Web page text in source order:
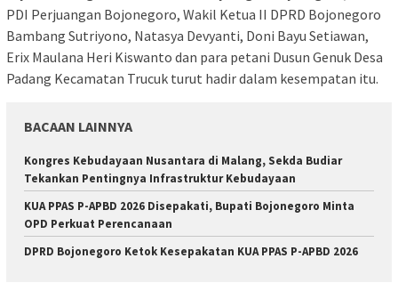
PDI Perjuangan Bojonegoro, Wakil Ketua II DPRD Bojonegoro
Bambang Sutriyono, Natasya Devyanti, Doni Bayu Setiawan,
Erix Maulana Heri Kiswanto dan para petani Dusun Genuk Desa
Padang Kecamatan Trucuk turut hadir dalam kesempatan itu.
BACAAN LAINNYA
Kongres Kebudayaan Nusantara di Malang, Sekda Budiar
Tekankan Pentingnya Infrastruktur Kebudayaan
KUA PPAS P-APBD 2026 Disepakati, Bupati Bojonegoro Minta
OPD Perkuat Perencanaan
DPRD Bojonegoro Ketok Kesepakatan KUA PPAS P-APBD 2026